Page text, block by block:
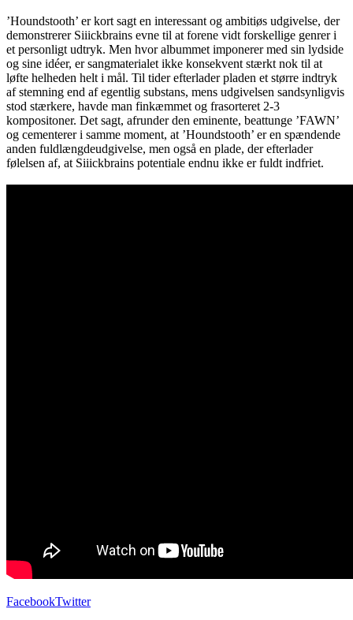
’Houndstooth’ er kort sagt en interessant og ambitiøs udgivelse, der
demonstrerer Siiickbrains evne til at forene vidt forskellige genrer i
et personligt udtryk. Men hvor albummet imponerer med sin lydside
og sine idéer, er sangmaterialet ikke konsekvent stærkt nok til at
løfte helheden helt i mål. Til tider efterlader pladen et større indtryk
af stemning end af egentlig substans, mens udgivelsen sandsynligvis
stod stærkere, havde man finkæmmet og frasorteret 2-3
kompositoner. Det sagt, afrunder den eminente, beattunge ’FAWN’
og cementerer i samme moment, at ’Houndstooth’ er en spændende
anden fuldlængdeudgivelse, men også en plade, der efterlader
følelsen af, at Siiickbrains potentiale endnu ikke er fuldt indfriet.
FacebookTwitter